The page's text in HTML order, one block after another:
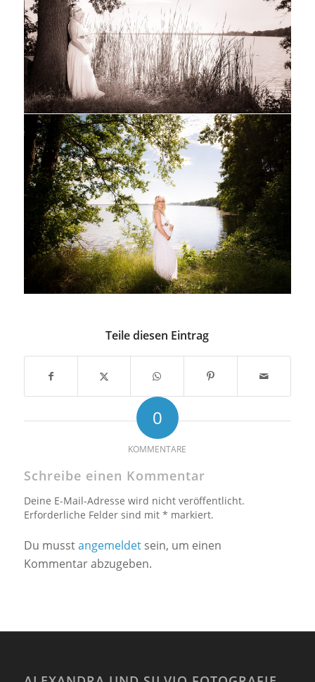
Teile diesen Eintrag
0
KOMMENTARE
Schreibe einen Kommentar
Deine E-Mail-Adresse wird nicht veröffentlicht.
Erforderliche Felder sind mit * markiert.
Du musstangemeldetsein, um einen
Kommentar abzugeben.